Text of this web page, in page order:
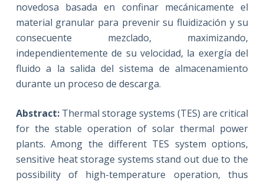
novedosa basada en confinar mecánicamente el
material granular para prevenir su fluidización y su
consecuente mezclado, maximizando,
independientemente de su velocidad, la exergía del
fluido a la salida del sistema de almacenamiento
durante un proceso de descarga.
Abstract:Thermal storage systems (TES) are critical
for the stable operation of solar thermal power
plants. Among the different TES system options,
sensitive heat storage systems stand out due to the
possibility of high-temperature operation, thus